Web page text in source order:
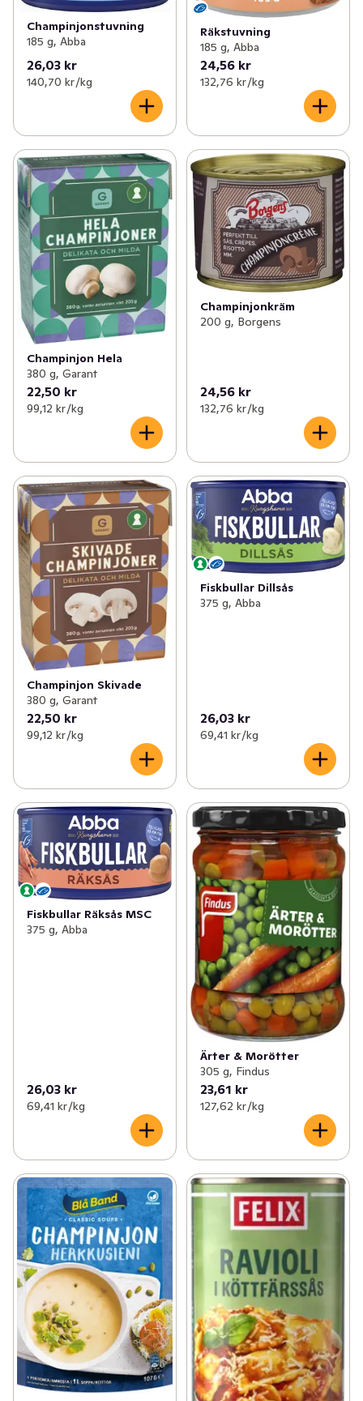
Champinjonstuvning
185 g, Abba
26,03 kr
140,70 kr /kg
Räkstuvning
185 g, Abba
24,56 kr
132,76 kr /kg
Champinjon Hela
380 g, Garant
22,50 kr
99,12 kr /kg
Champinjonkräm
200 g, Borgens
24,56 kr
132,76 kr /kg
Champinjon Skivade
380 g, Garant
22,50 kr
99,12 kr /kg
Fiskbullar Dillsås
375 g, Abba
26,03 kr
69,41 kr /kg
Fiskbullar Räksås MSC
375 g, Abba
26,03 kr
69,41 kr /kg
Ärter & Morötter
305 g, Findus
23,61 kr
127,62 kr /kg